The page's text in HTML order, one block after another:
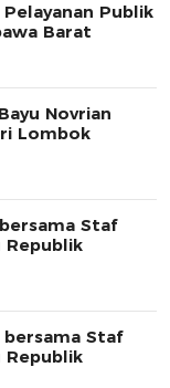
Publik
Barat
Novrian
Lombok
Staf
Republik
bersama Staf
Republik